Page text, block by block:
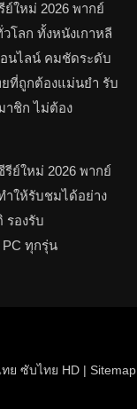
ใหม่ 2026 พากย์
โลก ทั้งหนังเกาหลี
นไลน์ คมชัดระดับ
ที่ถูกต้องแม่นยำ รับ
าชิก ไม่ต้อง
ย์ใหม่ 2026 พากย์
ำให้รับชมได้อย่าง
รองรับ
PC ทุกรุ่น
ย ซับไทย HD | Sitemap